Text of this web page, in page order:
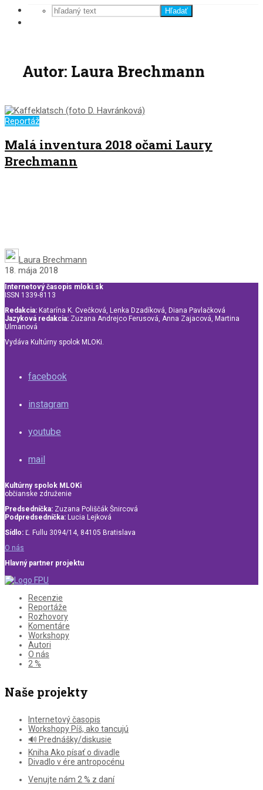
Hľadať
Autor: Laura Brechmann
Reportáž
Malá inventura 2018 očami Laury
Brechmann
Laura Brechmann
18. mája 2018
Internetový časopis mloki.sk
ISSN 1339-8113
Redakcia: Katarína K. Cvečková, Lenka Dzadíková, Diana Pavlačková
Jazyková redakcia: Zuzana Andrejco Ferusová, Anna Zajacová, Martina
Ulmanová
Vydáva Kultúrny spolok MLOKi.
facebook
instagram
youtube
mail
Kultúrny spolok MLOKi
občianske združenie
Predsedníčka: Zuzana Poliščák Šnircová
Podpredsedníčka: Lucia Lejková
Sídlo: Ľ. Fullu 3094/14, 84105 Bratislava
O nás
Hlavný partner projektu
Recenzie
Reportáže
Rozhovory
Komentáre
Workshopy
Autori
O nás
2 %
Naše projekty
Internetový časopis
Workshopy Píš, ako tancujú
🔊 Prednášky/diskusie
Kniha Ako písať o divadle
Divadlo v ére antropocénu
Venujte nám 2 % z daní